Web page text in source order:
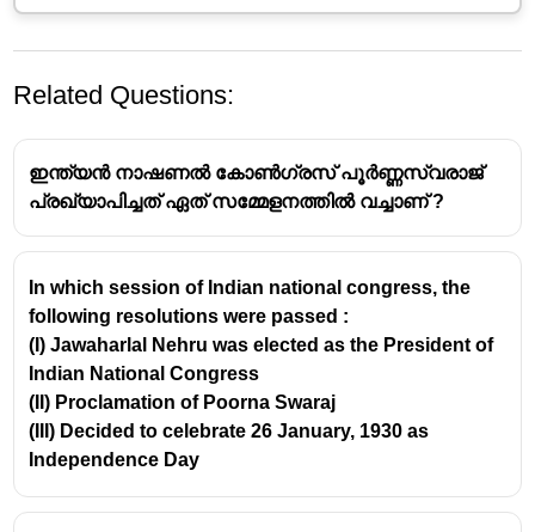
Related Questions:
ഇന്ത്യൻ നാഷണൽ കോൺഗ്രസ് പൂർണ്ണസ്വരാജ്
പ്രഖ്യാപിച്ചത് ഏത് സമ്മേളനത്തിൽ വച്ചാണ് ?
In which session of Indian national congress, the
following resolutions were passed :
(I) Jawaharlal Nehru was elected as the President of
Indian National Congress
(II) Proclamation of Poorna Swaraj
(III) Decided to celebrate 26 January, 1930 as
Independence Day